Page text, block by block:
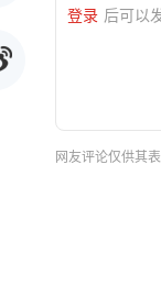
登录 后可以
网友评论仅供其